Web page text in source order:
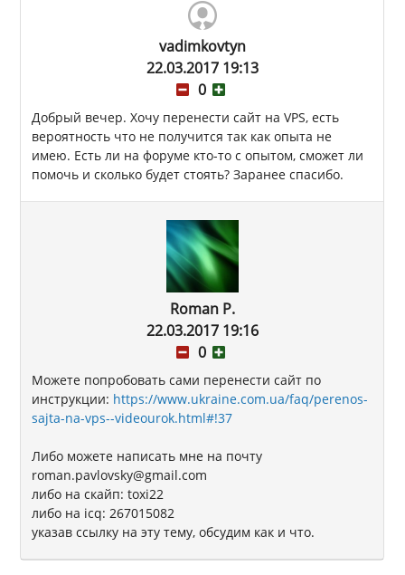
vadimkovtyn
22.03.2017 19:13
0
Добрый вечер. Хочу перенести сайт на VPS, есть
вероятность что не получится так как опыта не
имею. Есть ли на форуме кто-то с опытом, сможет ли
помочь и сколько будет стоять? Заранее спасибо.
Roman P.
22.03.2017 19:16
0
Можете попробовать сами перенести сайт по
инструкции: https://www.ukraine.com.ua/faq/perenos-
sajta-na-vps--videourok.html#!37
Либо можете написать мне на почту
roman.pavlovsky@gmail.com
либо на скайп: toxi22
либо на icq: 267015082
указав ссылку на эту тему, обсудим как и что.